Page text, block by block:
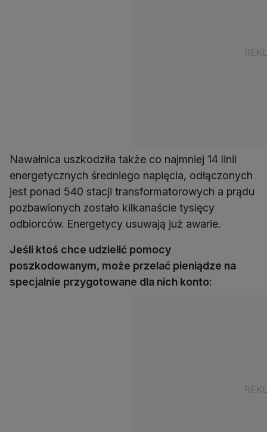
Nawałnica uszkodziła także co najmniej 14 linii
energetycznych średniego napięcia, odłączonych
jest ponad 540 stacji transformatorowych a prądu
pozbawionych zostało kilkanaście tysięcy
odbiorców. Energetycy usuwają już awarie.
Jeśli ktoś chce udzielić pomocy
poszkodowanym, może przelać pieniądze na
specjalnie przygotowane dla nich konto: